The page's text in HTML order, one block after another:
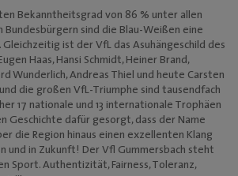
Bekanntheitsgrad von 86 % unter allen
sind die Blau-Weißen eine
ist der VfL das Asuhängeschild des
Haas, Hansi Schmidt, Heiner Brand,
Wunderlich, Andreas Thiel und heute Carsten
die großen VfL-Triumphe sind tausendfach
17 nationale und 13 internationale Trophäen
Geschichte dafür gesorgt, dass der Name
die Region hinaus einen exzellenten Klang
und in Zukunft! Der Vfl Gummersbach steht
Sport. Authentizität, Fairness, Toleranz,